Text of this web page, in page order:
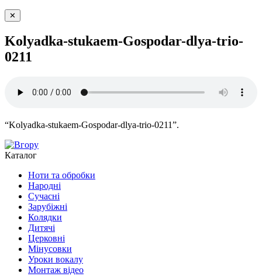
✕
Kolyadka-stukaem-Gospodar-dlya-trio-
0211
“Kolyadka-stukaem-Gospodar-dlya-trio-0211”.
Каталог
Ноти та обробки
Народні
Сучасні
Зарубіжні
Колядки
Дитячі
Церковні
Мінусовки
Уроки вокалу
Монтаж відео